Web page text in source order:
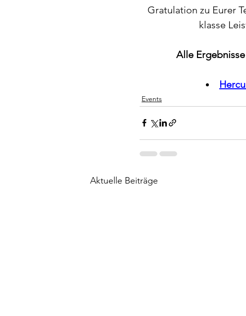
Gratulation zu Eurer
klasse
Alle
Events
Aktuelle Beiträge